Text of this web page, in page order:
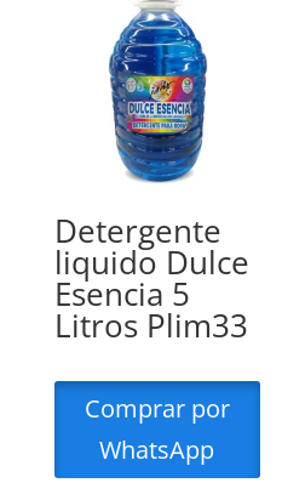
Detergente
liquido Dulce
Esencia 5
Litros Plim33
Comprar por
WhatsApp